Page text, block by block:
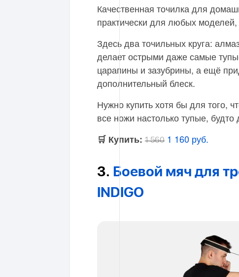
Качественная точилка для
практически для любых
Здесь два точильных круга:
делает острыми даже самые
царапины и зазубрины, а ещё
дополнительный блеск.
Нужно купить хотя бы для того,
все ножи настолько тупые,
🛒 Купить: 1 560 1 160 руб.
3. Боевой мяч для
INDIGO